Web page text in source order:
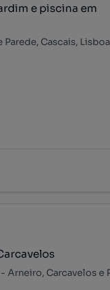
e piscina em
Cascais, Lisboa